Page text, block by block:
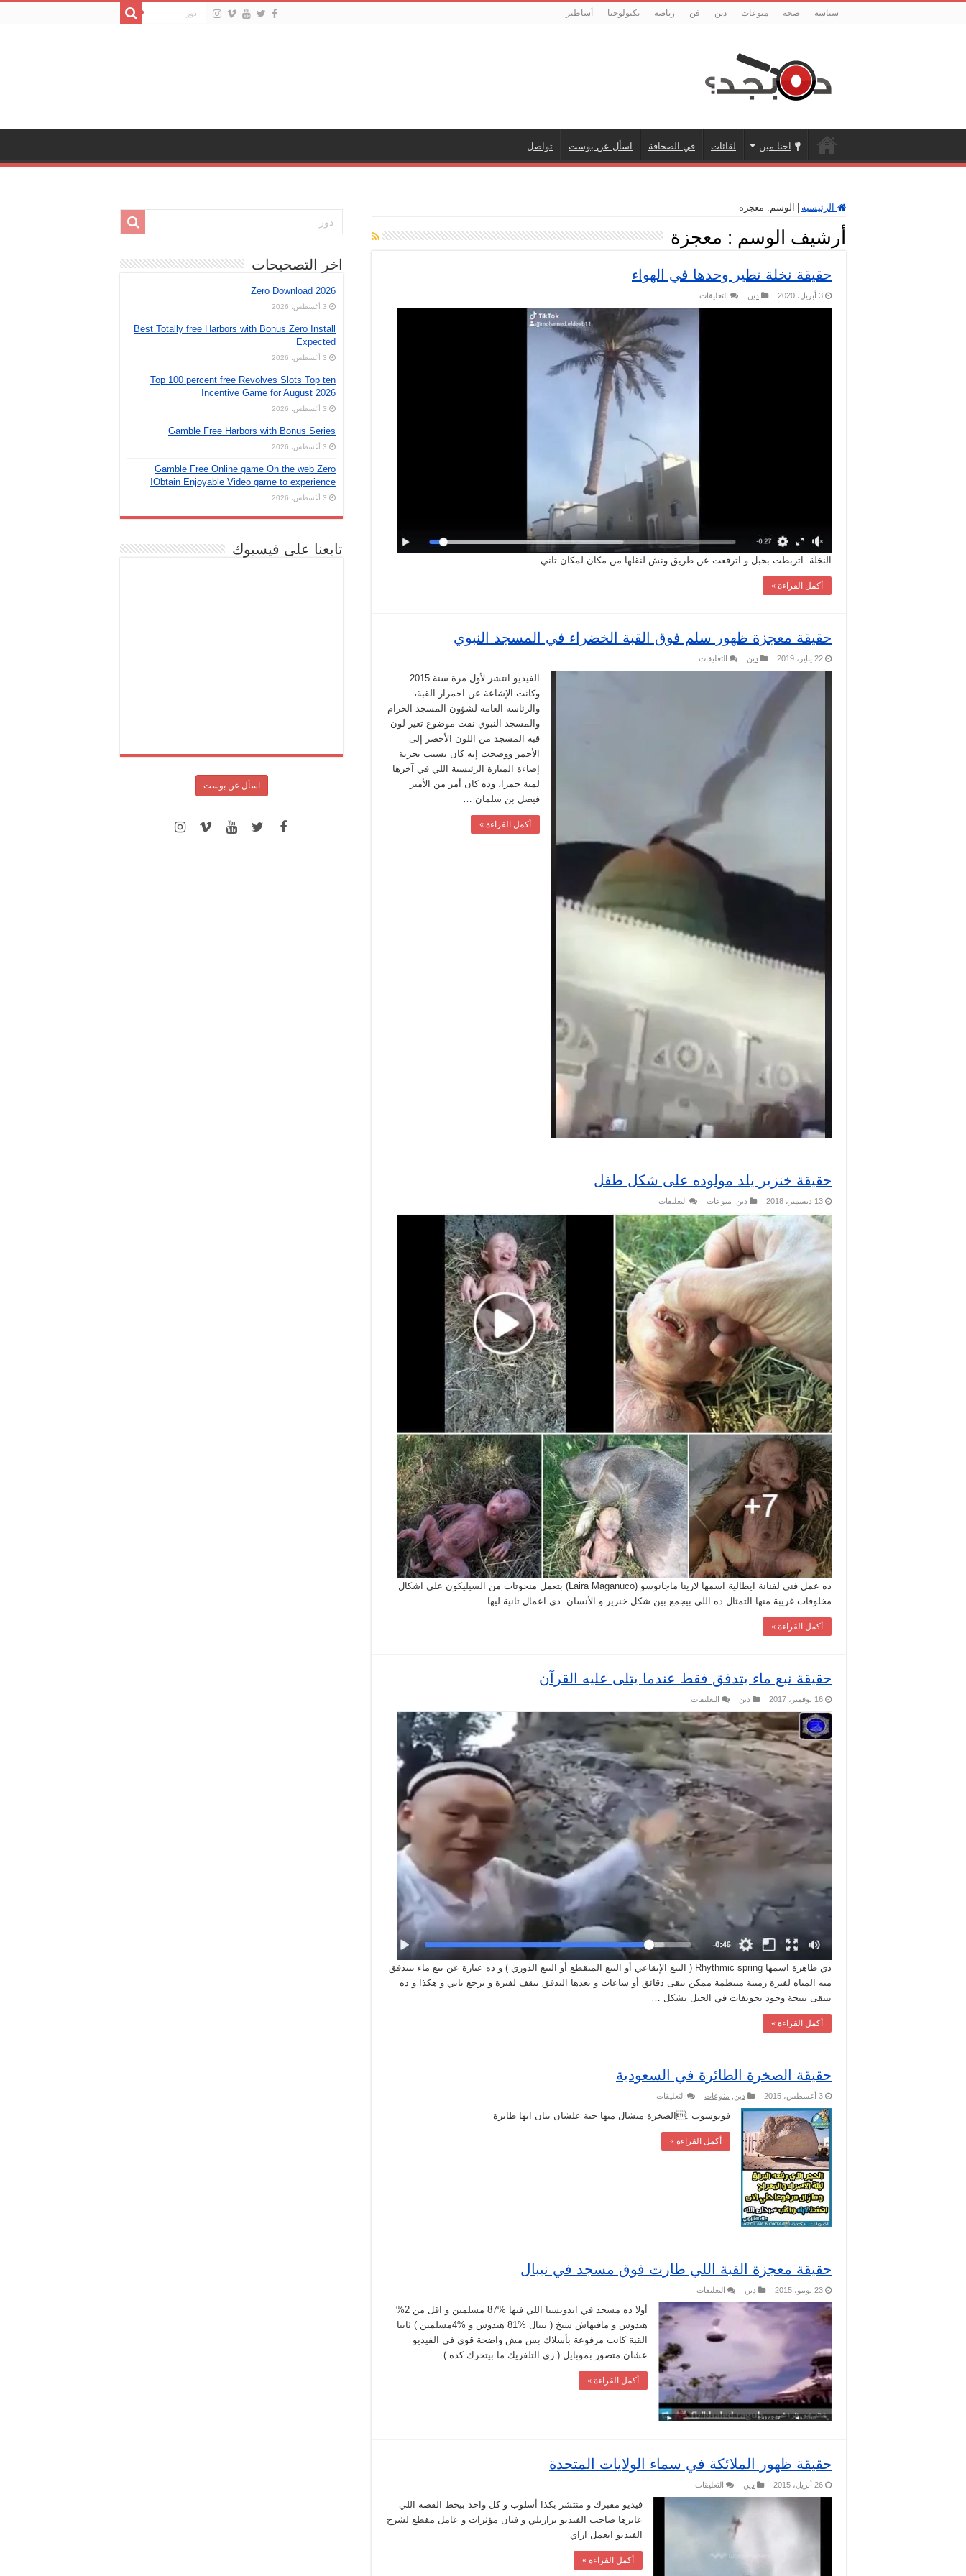
سياسة صحة منوعات دين فن رياضة تكنولوجيا أساطير
احنا مين لقائات في الصحافة اسأل عن بوست تواصل
الرئيسية الوسم: معجزة
أرشيف الوسم : معجزة
حقيقة نخلة تطير وحدها في الهواء
3 أبريل، 2020 دين التعليقات
الهواء
مغلقة
النخلة اتربطت بحبل و اترفعت عن طريق ونش لنقلها من مكان لمكان تاني .
أكمل القراءة »
حقيقة معجزة ظهور سلم فوق القبة الخضراء في المسجد النبوي
22 يناير، 2019 دين التعليقات
الفيديو انتشر لأول مرة سنة 2015
وكانت الإشاعة عن احمرار القبة،
والرئاسة العامة لشؤون المسجد الحرام
والمسجد النبوي نفت موضوع تغير لون
قبة المسجد من اللون الأخضر إلى
الأحمر ووضحت إنه كان بسبب تجربة
إضاءة المنارة الرئيسية اللي في آخرها
لمبة حمرا، وده كان أمر من الأمير
فيصل بن سلمان …
أكمل القراءة »
حقيقة خنزير يلد مولوده على شكل طفل
13 ديسمبر، 2018 دين منوعات التعليقات
خنزير
يلد
مولوده
على
شكل
طفل
مغلقة
ده عمل فني لفنانة ايطالية اسمها لارينا ماجانوسو (Laira Maganuco) بتعمل منحوتات من السيليكون على اشكال
مخلوقات غريبة منها التمثال ده اللي بيجمع بين شكل خنزير و الأنسان. دي اعمال تانية ليها
أكمل القراءة »
حقيقة نبع ماء يتدفق فقط عندما يتلى عليه القرآن
16 نوفمبر، 2017 دين التعليقات
نبع
ماء
يتدفق
فقط
عندما
يتلى
عليه
القرآن
مغلقة
دي ظاهرة اسمها Rhythmic spring ( النبع الإيقاعي أو النبع المتقطع أو النبع الدوري ) و ده عبارة عن نبع ماء بيتدفق
منه المياه لفترة زمنية منتظمة ممكن تبقى دقائق أو ساعات و بعدها التدفق بيقف لفترة و يرجع تاني و هكذا و ده
بيبقى نتيجة وجود تجويفات في الجبل بشكل …
أكمل القراءة »
حقيقة الصخرة الطائرة في السعودية
3 أغسطس، 2015 دين منوعات التعليقات
الصخرة
الطائرة
فوتوشوب .الصخرة متشال منها حتة علشان تبان انها طايرة
أكمل القراءة »
حقيقة معجزة القبة اللي طارت فوق مسجد في نيبال
23 يونيو، 2015 دين التعليقات
معجزة
القبة
مسجد
في
نيبال
مغلقة
أولا ده مسجد في اندونسيا اللي فيها %87 مسلمين و اقل من 2%
هندوس و مافيهاش سيخ ( نيبال %81 هندوس و %4مسلمين ) ثانيا
القبة كانت مرفوعة بأسلاك بس مش واضحة قوي في الفيديو
عشان متصور بموبايل ( زي التلفريك ما بيتحرك كده )
أكمل القراءة »
حقيقة ظهور الملائكة في سماء الولايات المتحدة
26 أبريل، 2015 دين التعليقات
الملائكة
فيديو مفبرك و منتشر بكذا أسلوب و كل واحد بيحط القصة اللي
عايزها صاحب الفيديو برازيلي و فنان مؤثرات و عامل مقطع لشرح
الفيديو اتعمل ازاي
أكمل القراءة »
اخر التصحيحات
Zero Download 2026
3 أغسطس، 2026
Best Totally free Harbors with Bonus Zero Install
Expected
3 أغسطس، 2026
Top 100 percent free Revolves Slots Top ten
Incentive Game for August 2026
3 أغسطس، 2026
Gamble Free Harbors with Bonus Series
3 أغسطس، 2026
Gamble Free Online game On the web Zero
Obtain Enjoyable Video game to experience!
3 أغسطس، 2026
تابعنا على فيسبوك
اسأل عن بوست